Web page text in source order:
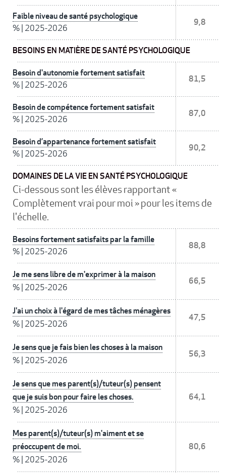
Faible niveau de santé psychologique
% 2025-2026
9,8
BESOINS EN MATIÈRE DE SANTÉ PSYCHOLOGIQUE
Besoin d'autonomie fortement satisfait
% 2025-2026
81,5
Besoin de compétence fortement satisfait
% 2025-2026
87,0
Besoin d’appartenance fortement satisfait
% 2025-2026
90,2
DOMAINES DE LA VIE EN SANTÉ PSYCHOLOGIQUE
Ci-dessous sont les élèves rapportant «
Complètement vrai pour moi » pour les items de
l'échelle.
Besoins fortement satisfaits par la famille
% 2025-2026
88,8
Je me sens libre de m'exprimer à la maison
% 2025-2026
66,5
J'ai un choix à l'égard de mes tâches ménagères
% 2025-2026
47,5
Je sens que je fais bien les choses à la maison
% 2025-2026
56,3
Je sens que mes parent(s)/tuteur(s) pensent
que je suis bon pour faire les choses.
% 2025-2026
64,1
Mes parent(s)/tuteur(s) m'aiment et se
préoccupent de moi.
% 2025-2026
80,6